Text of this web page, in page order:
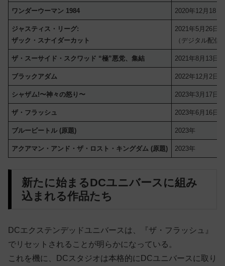
ワンダーウーマン 1984 2020年12月18日
ジャスティス・リーグ:
ザック・スナイダーカット
2021年5月26日
（デジタル配信
ザ・スーサイド・スクワッド “極”悪党、集結 2021年8月13日
ブラックアダム 2022年12月2日
シャザム!〜神々の怒り〜 2023年3月17日
ザ・フラッシュ 2023年6月16日
ブルービートル (原題) 2023年
アクアマン・アンド・ザ・ロスト・キングダム (原題) 2023年
新たに始まるDCユニバースに組み
込まれる作品たち
DCエクステンデッドユニバースは、『ザ・フラッシュ』
でリセットされることが明らかになっている。
これを機に、DCスタジオは本格的にDCユニバースに取り